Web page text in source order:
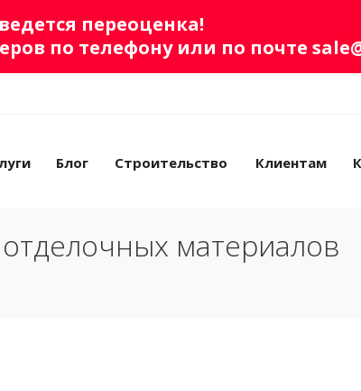
переоценка!
по телефону или по почте
Блог Строительство Клиентам
материалов